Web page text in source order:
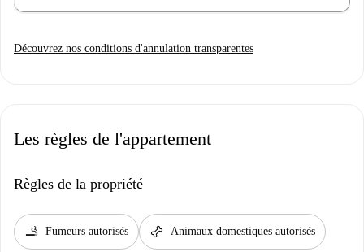
Découvrez nos conditions d'annulation transparentes
Les règles de l'appartement
Règles de la propriété
smoking_rooms Fumeurs autorisés pet_supplies Animaux domestiques autorisés